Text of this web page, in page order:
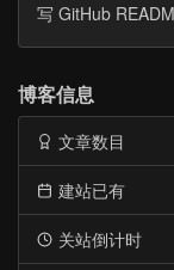
写 GitHub
博客信息
文章数目
建站已有
关站倒计时